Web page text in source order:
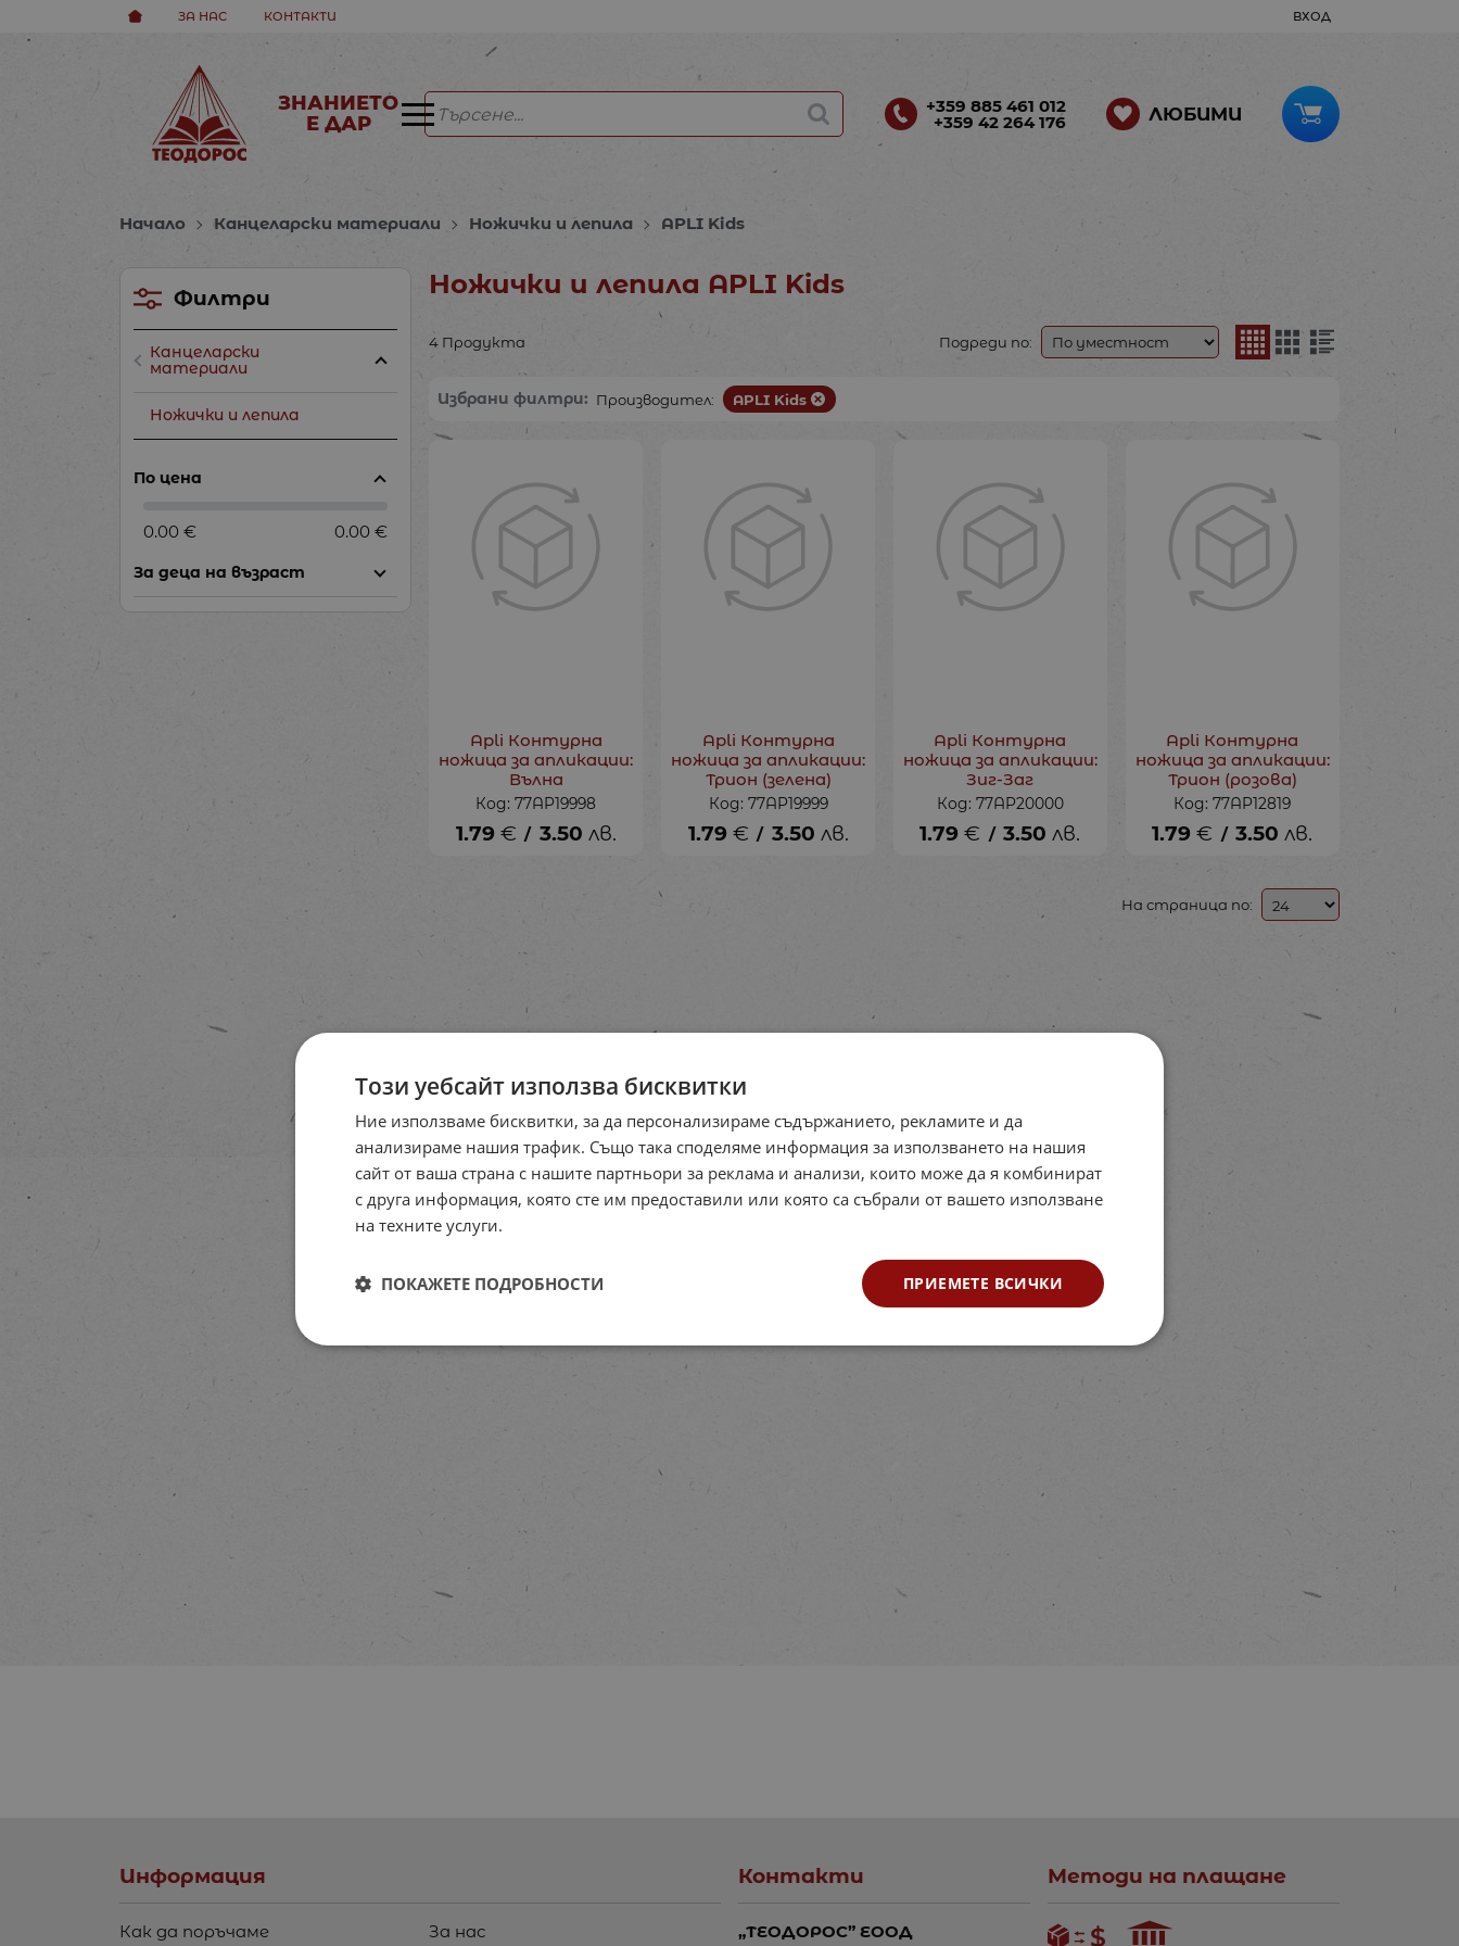
ЗА НАС КОНТАКТИ ВХОД
ЗНАНИЕТО
Е ДАР
+359 885 461 012
+359 42 264 176 ЛЮБИМИ
Начало Канцеларски материали Ножички и лепила APLI Kids
Ножички и лепила APLI Kids
4 Продукта Подреди по:
Избрани филтри: Производител: APLI Kids
Apli Контурна
ножица за апликации:
Вълна
Код: 77AP19998
1.79 € / 3.50 лв.
Apli Контурна
ножица за апликации:
Трион (зелена)
Код: 77AP19999
1.79 € / 3.50 лв.
Apli Контурна
ножица за апликации:
Зиг-Заг
Код: 77AP20000
1.79 € / 3.50 лв.
Apli Контурна
ножица за апликации:
Трион (розова)
Код: 77AP12819
1.79 € / 3.50 лв.
На страница по:
Филтри
Канцеларски
материали
Ножички и лепила
По цена
0.00 € 0.00 €
За деца на възраст
Информация
Как да поръчаме За нас
Контакти
„ТЕОДОРОС” ЕООД
Методи на плащане
Този уебсайт използва бисквитки
Ние използваме бисквитки, за да персонализираме съдържанието, рекламите и да
анализираме нашия трафик. Също така споделяме информация за използването на нашия
сайт от ваша страна с нашите партньори за реклама и анализи, които може да я комбинират
с друга информация, която сте им предоставили или която са събрали от вашето използване
на техните услуги.
ПРИЕМЕТЕ ВСИЧКИ
ПОКАЖЕТЕ ПОДРОБНОСТИ